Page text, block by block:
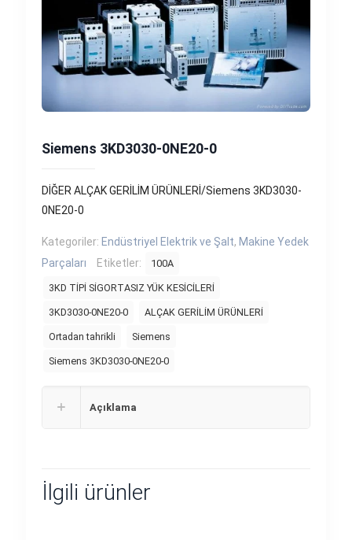
Siemens 3KD3030-0NE20-0
DİĞER ALÇAK GERİLİM ÜRÜNLERİ/Siemens 3KD3030-
0NE20-0
Kategoriler: Endüstriyel Elektrik ve Şalt, Makine Yedek
Parçaları
Etiketler: 100A
3KD TİPİ SİGORTASIZ YÜK KESİCİLERİ
3KD3030-0NE20-0 ALÇAK GERİLİM ÜRÜNLERİ
Ortadan tahrikli Siemens
Siemens 3KD3030-0NE20-0
Açıklama
İlgili ürünler